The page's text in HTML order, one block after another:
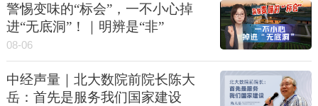
警惕变味的“标会”，一不小心掉
进“无底洞”！｜明辨是“非”
08-06
中经声量｜北大数院前院长陈大
岳：首先是服务我们国家建设